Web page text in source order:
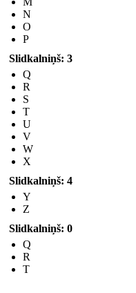
N
O
P
Slidkalniņš: 3
Q
R
S
T
U
V
W
X
Slidkalniņš: 4
Y
Z
Slidkalniņš: 0
Q
R
T